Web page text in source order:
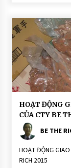
H
o
ạ
Đ
ộ
g
H
HOẠT ĐỘNG
CỦA CTY BE
BE THE
HOẠT ĐỘNG GIAO